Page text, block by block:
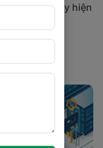
cho nhà máy hiện